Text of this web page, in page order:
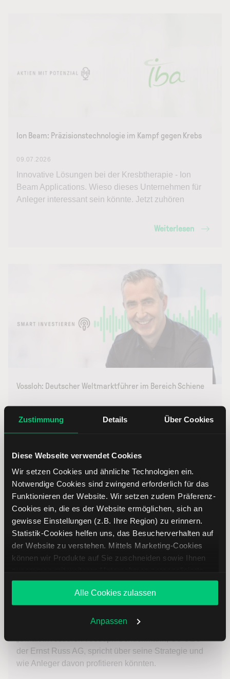
Zustimmung Details Über Cookies
Diese Webseite verwendet Cookies
Wir setzen Cookies und ähnliche Technologien ein.
Notwendige Cookies sind zwingend erforderlich für das
Funktionieren der Website. Wir setzen zudem Präferenz-
Cookies ein, die es der Website ermöglichen, sich an
gewisse Einstellungen (z.B. Ihre Region) zu erinnern.
Statistik-Cookies helfen uns, das Besucherverhalten auf
der Website zu verstehen. Mittels Marketing-Cookies
können wir Produkte auf Sie zuschneiden sowie Ihnen
Angebote unterbreiten. Sie entscheiden, welche Cookies
Sie zulassen oder ablehnen. Ihre Entscheidung können
Sie jederzeit in denCookie-Einstellungenändern.
Weitere Infos auch in unsererDatenschutzerklärung
Alle Cookies zulassen
Anpassen
Ion Beam: Präzisionstechnologie im Kampf gegen Krebs
09.07.2026
Innovative Lösungen bei der Kresbtherapie - Ion
Beam Applications. Wieso dieses Unternehmen für
Anleger interessant sein könnte. Jetzt zuhören
Weiterlesen
Vossloh: Deutscher Weltmarktführer im Bereich Schiene
der Ernst Russ AG, spricht über seine Strategie und
wie Anleger davon profitieren könnten.